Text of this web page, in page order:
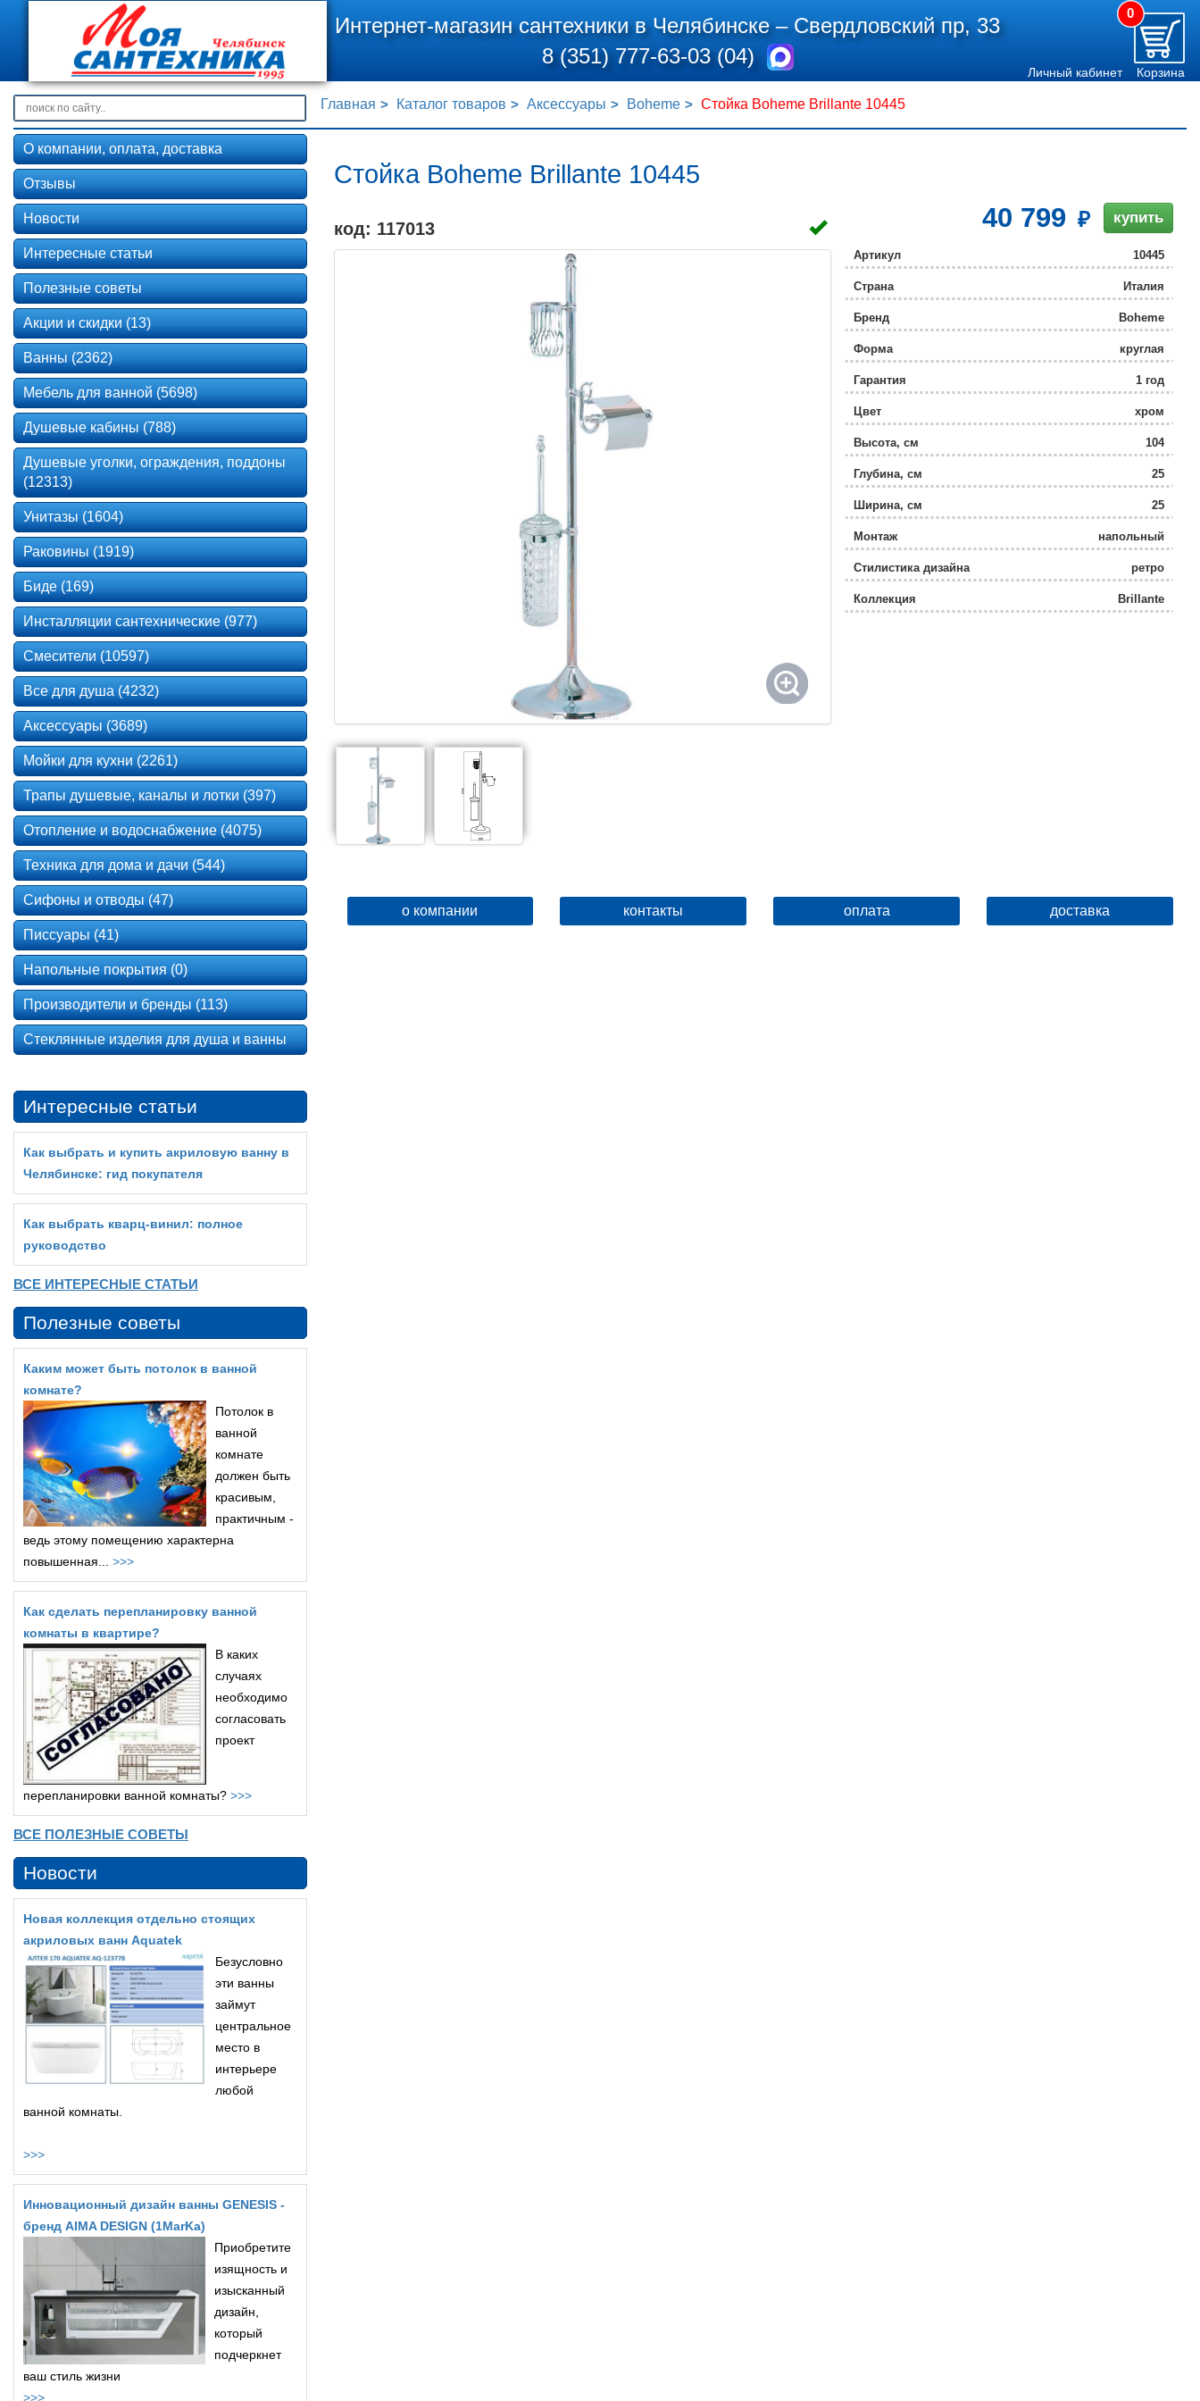
Интернет-магазин сантехники в Челябинске –Свердловский пр, 33
8 (351) 777-63-03 (04)
0
Личный кабинет Корзина
Главная Каталог товаров Аксессуары Boheme Стойка Boheme Brillante 10445
Стойка Boheme Brillante 10445
код: 117013 40 799 купить
Артикул 10445
Страна Италия
Бренд Boheme
Форма круглая
Гарантия 1 год
Цвет хром
Высота, см 104
Глубина, см 25
Ширина, см 25
Монтаж напольный
Стилистика дизайна ретро
Коллекция Brillante
о компании контакты оплата доставка
О компании, оплата, доставка
Отзывы
Новости
Интересные статьи
Полезные советы
Акции и скидки (13)
Ванны (2362)
Мебель для ванной (5698)
Душевые кабины (788)
Душевые уголки, ограждения, поддоны
(12313)
Унитазы (1604)
Раковины (1919)
Биде (169)
Инсталляции сантехнические (977)
Смесители (10597)
Все для душа (4232)
Аксессуары (3689)
Мойки для кухни (2261)
Трапы душевые, каналы и лотки (397)
Отопление и водоснабжение (4075)
Техника для дома и дачи (544)
Сифоны и отводы (47)
Писсуары (41)
Напольные покрытия (0)
Производители и бренды (113)
Стеклянные изделия для душа и ванны
Интересные статьи
Как выбрать и купить акриловую ванну в
Челябинске: гид покупателя
Как выбрать кварц‑винил: полное
руководство
ВСЕ ИНТЕРЕСНЫЕ СТАТЬИ
Полезные советы
Каким может быть потолок в ванной
комнате?
Потолок в
ванной
комнате
должен быть
красивым,
практичным -
ведь этому помещению характерна
повышенная... >>>
Как сделать перепланировку ванной
комнаты в квартире?
В каких
случаях
необходимо
согласовать
проект
перепланировки ванной комнаты? >>>
ВСЕ ПОЛЕЗНЫЕ СОВЕТЫ
Новости
Новая коллекция отдельно стоящих
акриловых ванн Aquatek
Безусловно
эти ванны
займут
центральное
место в
интерьере
любой
ванной комнаты.
>>>
Инновационный дизайн ванны GENESIS -
бренд AIMA DESIGN (1MarKa)
Приобретите
изящность и
изысканный
дизайн,
который
подчеркнет
ваш стиль жизни
>>>